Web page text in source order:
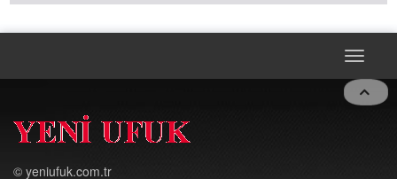
Toggle
© yeniufuk.com.tr
Künye - iletişim